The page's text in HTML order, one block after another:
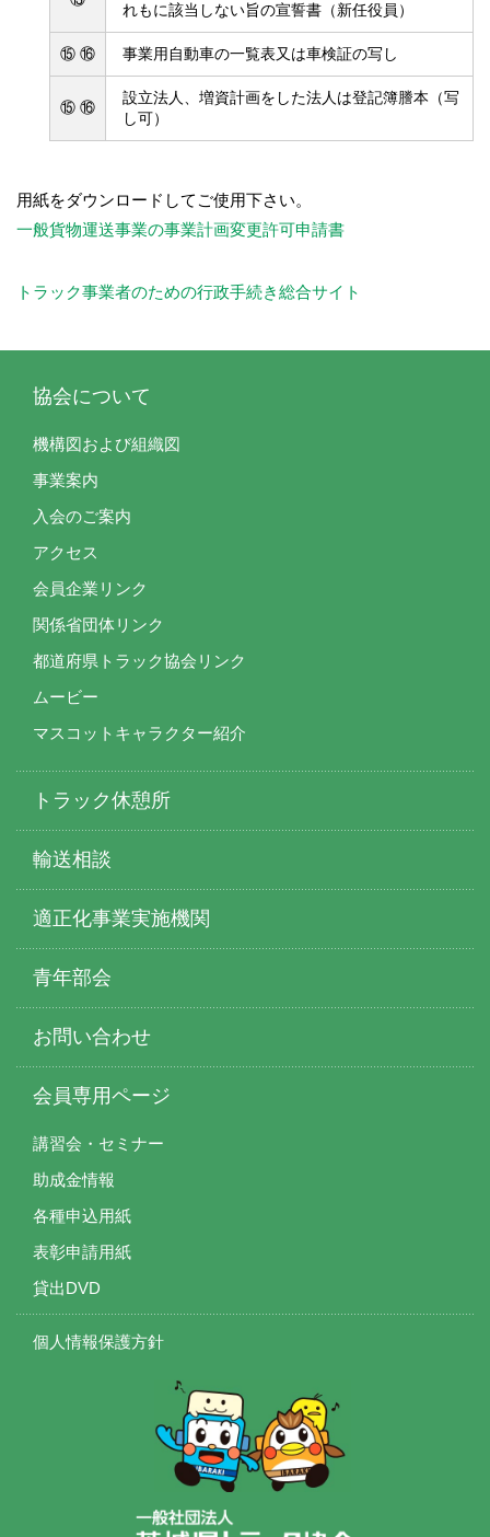
れもに該当しない旨の宣誓書（新任役員）
⑮ ⑯ 事業用自動車の一覧表又は車検証の写し
⑮ ⑯
設立法人、増資計画をした法人は登記簿謄本（写
し可）
用紙をダウンロードしてご使用下さい。
一般貨物運送事業の事業計画変更許可申請書
トラック事業者のための行政手続き総合サイト
協会について
機構図および組織図
事業案内
入会のご案内
アクセス
会員企業リンク
関係省団体リンク
都道府県トラック協会リンク
ムービー
マスコットキャラクター紹介
トラック休憩所
輸送相談
適正化事業実施機関
青年部会
お問い合わせ
会員専用ページ
講習会・セミナー
助成金情報
各種申込用紙
表彰申請用紙
貸出DVD
個人情報保護方針